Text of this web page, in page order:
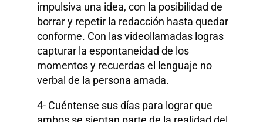
impulsiva una idea, con la posibilidad de
borrar y repetir la redacción hasta quedar
conforme. Con las videollamadas logras
capturar la espontaneidad de los
momentos y recuerdas el lenguaje no
verbal de la persona amada.
4- Cuéntense sus días para lograr que